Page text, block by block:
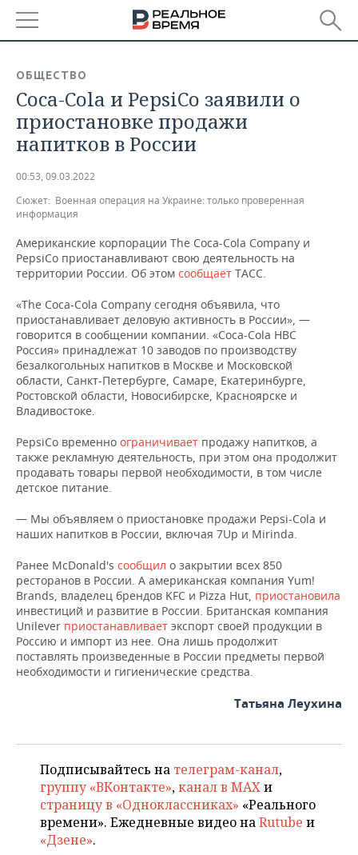
БАШКОРТОСТАН
ТАТАРСТАН
НОВОСТИ
АНАЛИТИКА
ДЕКЛАРАЦИИ О ДОХОДАХ
КОРОЛИ ГОСЗАКАЗА ПФО
ВУЗЫ ТАТАРСТАНА
КОМУ ПРИНАДЛЕЖАТ
ТОРГОВЫЕ ЦЕНТРЫ
ТАТАРСТАНА
НОВОСТИ ЭКОНОМИКИ
ФИНАНСЫ
БАНКИ
БЮДЖЕТ
ИНВЕСТИЦИИ
ПРОМЫШЛЕННОСТЬ
НОВОСТИ
ПРОМЫШЛЕННОСТИ
МАШИНОСТРОЕНИЕ
НЕФТЕХИМИЯ
НЕФТЬ
ОПК
ЭНЕРГЕТИКА
НЕДВИЖИМОСТЬ
НОВОСТИ НЕДВИЖИМОСТИ
АВТО
НОВОСТИ АВТО
БИЗНЕС
НОВОСТИ БИЗНЕСА
РОЗНИЧНАЯ ТОРГОВЛЯ
УСЛУГИ
ТЕХНОЛОГИИ
НОВОСТИ ТЕХНОЛОГИЙ
МЕДИА
ТЕЛЕКОММУНИКАЦИИ
МЕРОПРИЯТИЯ
ВЫЕЗДНАЯ РЕДАКЦИЯ
БИЗНЕС-БРАНЧИ
ONLINE-КОНФЕРЕНЦИИ
ОТКРЫТАЯ ЛЕКЦИЯ
НОВОСТИ СПОРТА
ФУТБОЛ
ХОККЕЙ
БАСКЕТБОЛ
ВОЛЕЙБОЛ
КИБЕРСПОРТ
ФИГУРНОЕ КАТАНИЕ
ОБЩЕСТВО
НОВОСТИ ОБЩЕСТВА
ВЛАСТЬ
ИНФРАСТРУКТУРА
ИСТОРИЯ
КУЛЬТУРА
МЕДИЦИНА
СЮЖЕТЫ
СПРАВОЧНИК
СПИСОК ПЕРСОН
СПИСОК КОМПАНИЙ
ПОЛНАЯ ВЕРСИЯ
ОБЩЕСТВО
Coca-Cola и PepsiCo заявили о
приостановке продажи
напитков в России
00:53, 09.03.2022
Сюжет: Военная операция на Украине: только проверенная
информация
Американские корпорации The Coca-Cola Company и
PepsiCo приостанавливают свою деятельность на
территории России. Об этом сообщает ТАСС.
«The Coca-Cola Company сегодня объявила, что
приостанавливает деловую активность в России», —
говорится в сообщении компании. «Coca-Cola HBC
Россия» принадлежат 10 заводов по производству
безалкогольных напитков в Москве и Московской
области, Санкт-Петербурге, Самаре, Екатеринбурге,
Ростовской области, Новосибирске, Красноярске и
Владивостоке.
PepsiCo временно ограничивает продажу напитков, а
также рекламную деятельность, при этом она продолжит
продавать товары первой необходимости, в том числе
детское питание.
— Мы объявляем о приостановке продажи Pepsi-Cola и
наших напитков в России, включая 7Up и Mirinda.
Ранее McDonald's сообщил о закрытии всех 850
ресторанов в России. А американская компания Yum!
Brands, владелец брендов KFC и Pizza Hut, приостановила
инвестиций и развитие в России. Британская компания
Unilever приостанавливает экспорт своей продукции в
Россию и импорт из нее. Она лишь продолжит
поставлять произведенные в России предметы первой
необходимости и гигиенические средства.
Татьяна Леухина
Подписывайтесь на телеграм-канал,
группу «ВКонтакте»,канал в MAXи
страницу в «Одноклассниках» «Реального
времени». Ежедневные видео наRutube и
«Дзене».